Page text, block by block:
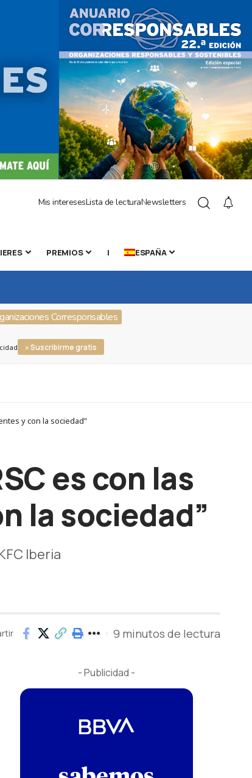
Mis interesesLista de lecturaNewsletters
PREMIOS | ESPAÑA
Corresponsables
» Suscribirme gratis
y con la sociedad”
es con las
la sociedad”
Iberia
9 minutos de lectura
- Publicidad -